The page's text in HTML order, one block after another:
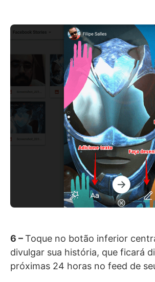
6 –Toque no botão inferior
divulgar sua história, que ficará
próximas 24 horas no feed de